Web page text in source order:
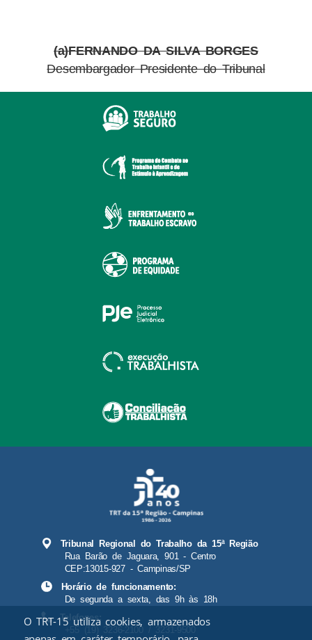
(a)FERNANDO DA SILVA BORGES
Desembargador Presidente do Tribunal
Tribunal Regional do Trabalho da 15ª Região
Rua Barão de Jaguara, 901 - Centro
CEP:13015-927 - Campinas/SP
Horário de funcionamento:
De segunda a sexta, das 9h às 18h
Telefones:
+55 (19) 3236-2100 / 3231-9500
O TRT-15 utiliza cookies, armazenados